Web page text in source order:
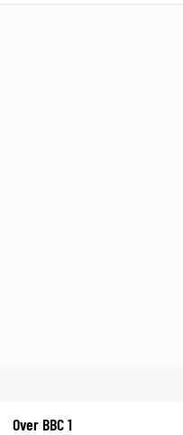
Over BBC 1